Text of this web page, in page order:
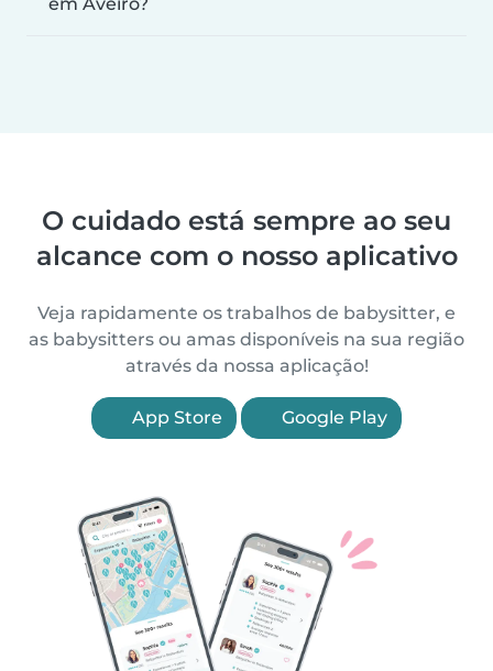
O cuidado está sempre ao seu
alcance com o nosso aplicativo
Veja rapidamente os trabalhos de babysitter, e
as babysitters ou amas disponíveis na sua região
através da nossa aplicação!
App Store Google Play